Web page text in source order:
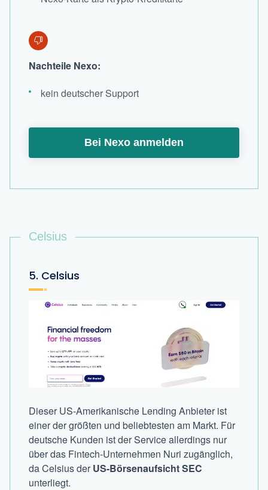
Nachteile Nexo:
kein deutscher Support
Bei Nexo anmelden
Celsius
5. Celsius
Dieser US-Amerikanische Lending Anbieter ist
einer der größten und beliebtesten am Markt. Für
deutsche Kunden ist der Service allerdings nur
über das Fintech-Unternehmen Nuri zugänglich,
da Celsius derUS-Börsenaufsicht SEC
unterliegt.